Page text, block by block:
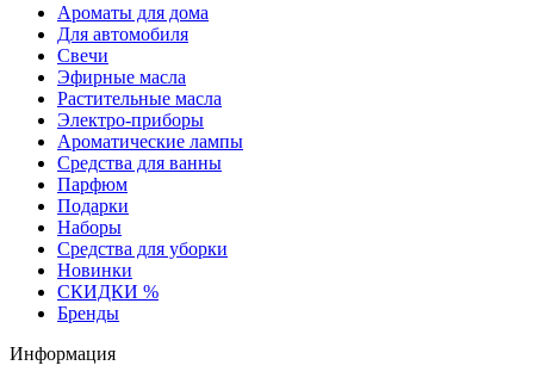
Ароматы для дома
Для автомобиля
Свечи
Эфирные масла
Растительные масла
Электро-приборы
Ароматические лампы
Средства для ванны
Парфюм
Подарки
Наборы
Средства для уборки
Новинки
СКИДКИ %
Бренды
Информация